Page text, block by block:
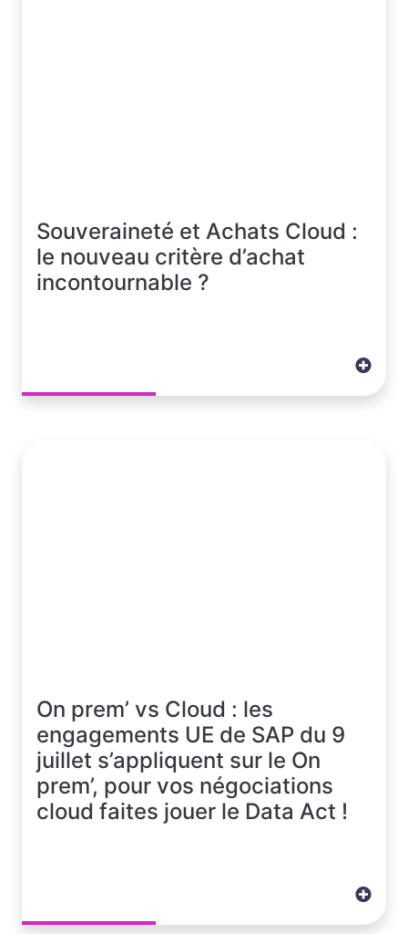
Souveraineté et Achats Cloud :
le nouveau critère d’achat
incontournable ?
On prem’ vs Cloud : les
engagements UE de SAP du 9
juillet s’appliquent sur le On
prem’, pour vos négociations
cloud faites jouer le Data Act !